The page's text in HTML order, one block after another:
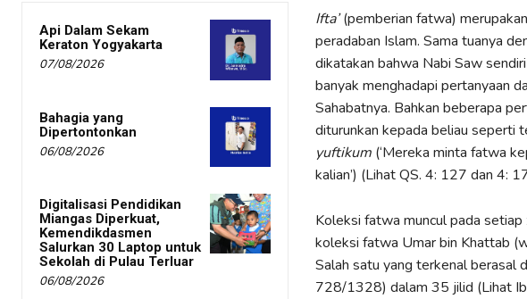
Api Dalam Sekam
Keraton Yogyakarta
07/08/2026
Bahagia yang
Dipertontonkan
06/08/2026
Digitalisasi Pendidikan
Miangas Diperkuat,
Kemendikdasmen
Salurkan 30 Laptop untuk
Sekolah di Pulau Terluar
06/08/2026
Ifta’(pemberian fatwa)
peradaban Islam. Sama tuanya
dikatakan bahwa Nabi Saw
banyak menghadapi pertanyaan
Sahabatnya. Bahkan beberapa
diturunkan kepada beliau seperti
yuftikum (‘Mereka minta fatwa
kalian’) (Lihat QS. 4: 127 dan 4:
Koleksi fatwa muncul pada
koleksi fatwa Umar bin Khattab
Salah satu yang terkenal berasal
728/1328) dalam 35 jilid (Lihat